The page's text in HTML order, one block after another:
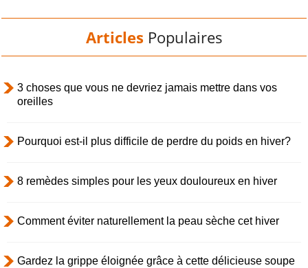
Articles Populaires
3 choses que vous ne devriez jamais mettre dans vos
oreilles
Pourquoi est-il plus difficile de perdre du poids en hiver?
8 remèdes simples pour les yeux douloureux en hiver
Comment éviter naturellement la peau sèche cet hiver
Gardez la grippe éloignée grâce à cette délicieuse soupe